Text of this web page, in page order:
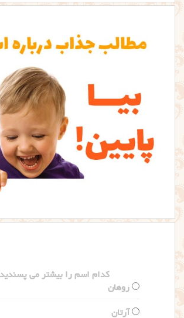
کدام اسم را بیشتر می پسندید؟